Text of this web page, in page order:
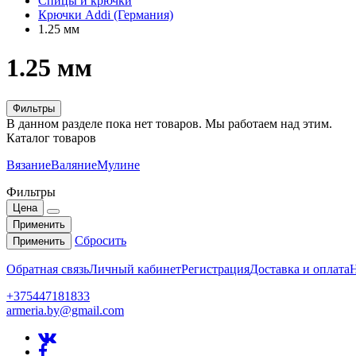
Крючки Addi (Германия)
1.25 мм
1.25 мм
Фильтры
В данном разделе пока нет товаров. Мы работаем над этим.
Каталог товаров
ВязаниеВаляниеМулине
Фильтры
Цена
Применить
Применить
Сбросить
Обратная связьЛичный кабинетРегистрацияДоставка и оплата
+375447181833
armeria.by@gmail.com